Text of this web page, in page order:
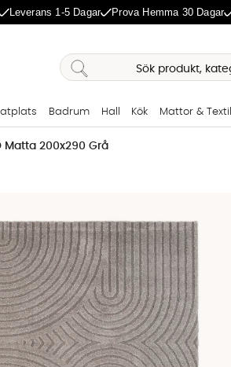
Leverans 1-5 Dagar Prova Hemma 30 Dagar
Badrum Hall Kök Mattor & Textil
Matta 200x290 Grå